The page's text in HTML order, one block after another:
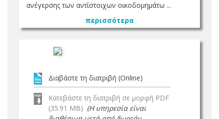
ανέγερσης των αντίστοιχων οικοδομημάτω ...
περισσότερα
Διαβάστε τη διατριβή (Online)
Κατεβάστε τη διατριβή σε μορφή PDF
(35.91 MB) (Η υπηρεσία είναι